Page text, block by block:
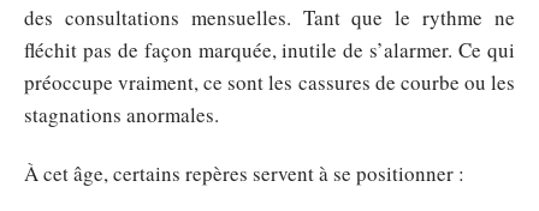
des consultations mensuelles. Tant que le rythme ne
fléchit pas de façon marquée, inutile de s’alarmer. Ce qui
préoccupe vraiment, ce sont les cassures de courbe ou les
stagnations anormales.
À cet âge, certains repères servent à se positionner :